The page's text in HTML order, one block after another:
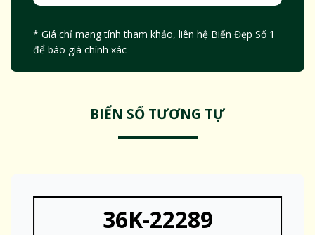
* Giá chỉ mang tính tham khảo, liên hệ Biển Đẹp Số 1
để báo giá chính xác
BIỂN SỐ TƯƠNG TỰ
36K-22289